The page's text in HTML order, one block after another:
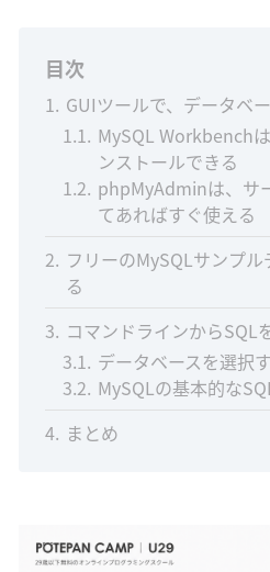
目次
1 GUIツールで、データベ
1.1 MySQL Workbench
ンストールできる
1.2 phpMyAdminは、サ
てあればすぐ使える
2 フリーのMySQLサンプ
る
3 コマンドラインからSQL
3.1 データベースを選択
3.2 MySQLの基本的な
4 まとめ